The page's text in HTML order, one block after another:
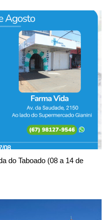
do Taboado (08 a 14 de